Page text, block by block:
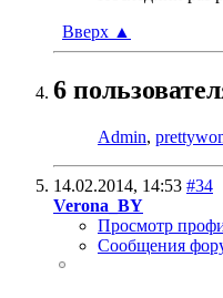
Вверх ▲
6
Admin,
14.02.2014, 14:53 #34
Verona_BY
Просмотр
Сообщения